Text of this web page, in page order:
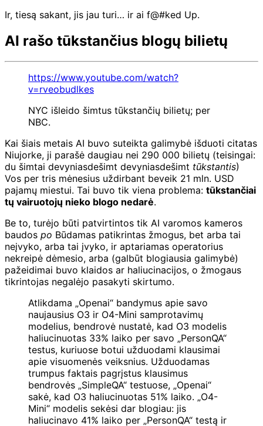
Ir, tiesą sakant, jis jau turi… ir ai f@#ked Up.
AI rašo tūkstančius blogų bilietų
https://www.youtube.com/watch?
v=rveobudlkes
NYC išleido šimtus tūkstančių bilietų; per
NBC.
Kai šiais metais AI buvo suteikta galimybė išduoti citatas
Niujorke, ji parašė daugiau nei 290 000 bilietų (teisingai:
du šimtai devyniasdešimt devyniasdešimt tūkstantis)
Vos per tris mėnesius uždirbant beveik 21 mln. USD
pajamų miestui. Tai buvo tik viena problema: tūkstančiai
tų vairuotojų nieko blogo nedarė.
Be to, turėjo būti patvirtintos tik AI varomos kameros
baudos po Būdamas patikrintas žmogus, bet arba tai
neįvyko, arba tai įvyko, ir aptariamas operatorius
nekreipė dėmesio, arba (galbūt blogiausia galimybė)
pažeidimai buvo klaidos ar haliucinacijos, o žmogaus
tikrintojas negalėjo pasakyti skirtumo.
Atlikdama „Openai“ bandymus apie savo
naujausius O3 ir O4-Mini samprotavimų
modelius, bendrovė nustatė, kad O3 modelis
haliucinuotas 33% laiko per savo „PersonQA“
testus, kuriuose botui užduodami klausimai
apie visuomenės veiksnius. Užduodamas
trumpus faktais pagrįstus klausimus
bendrovės „SimpleQA“ testuose, „Openai“
sakė, kad O3 haliucinuotas 51% laiko. „O4-
Mini“ modelis sekėsi dar blogiau: jis
haliucinavo 41% laiko per „PersonQA“ testą ir